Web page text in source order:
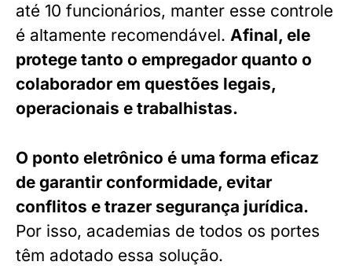
até 10 funcionários, manter esse controle
é altamente recomendável. Afinal, ele
protege tanto o empregador quanto o
colaborador em questões legais,
operacionais e trabalhistas.
O ponto eletrônico é uma forma eficaz
de garantir conformidade, evitar
conflitos e trazer segurança jurídica.
Por isso, academias de todos os portes
têm adotado essa solução.